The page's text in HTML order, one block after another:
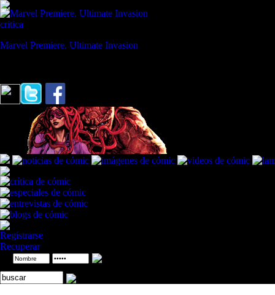
critica
Marvel Premiere. Ultimate Invasion
Registrarse
Recuperar